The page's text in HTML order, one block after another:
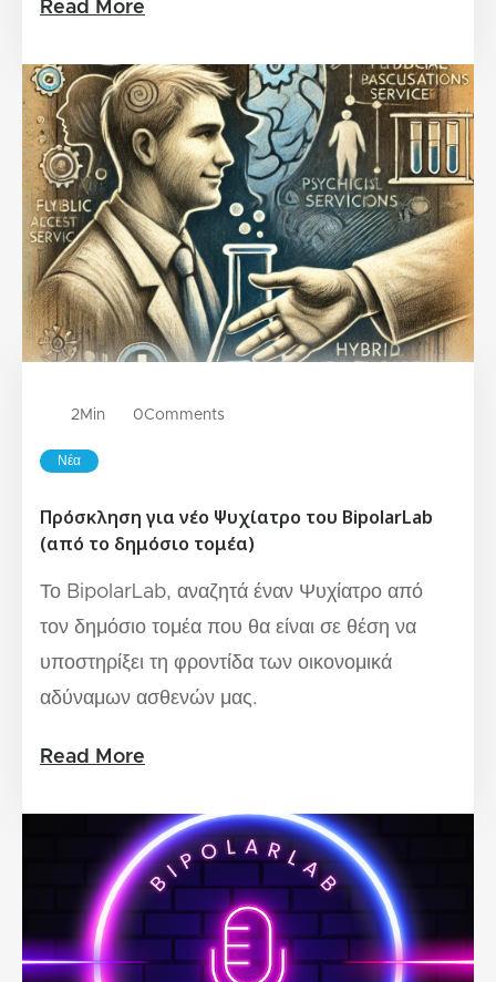
Read More
2Min 0Comments
Νέα
Πρόσκληση για νέο Ψυχίατρο του BipolarLab
(από το δημόσιο τομέα)
Το BipolarLab, αναζητά έναν Ψυχίατρο από
τον δημόσιο τομέα που θα είναι σε θέση να
υποστηρίξει τη φροντίδα των οικονομικά
αδύναμων ασθενών μας.
Read More